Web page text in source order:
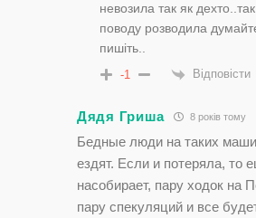
невозила так як
поводу розводила
пишіть..
-1 Відповісти
Дядя Гриша 8 років тому
Бедные люди на таких
ездят. Если и потеряла, то
насобирает, пару ходок на
пару спекуляций и все